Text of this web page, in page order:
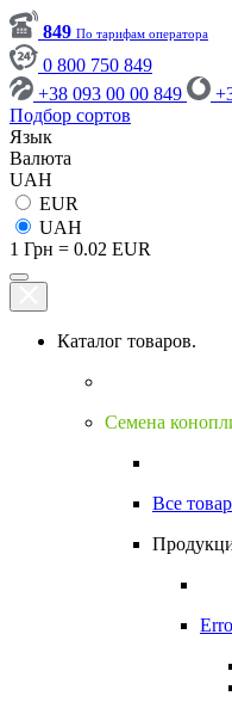
849 По тарифам оператора
0 800 750 849
+38 093 00 00 849
Подбор сортов
Язык
Валюта
UAH
EUR
UAH
1 Грн = 0.02 EUR
Каталог товаров.
Семена
Все